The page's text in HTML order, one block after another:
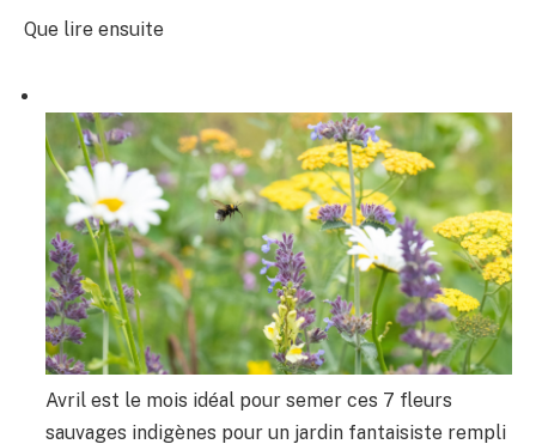
Que lire ensuite
Avril est le mois idéal pour semer ces 7 fleurs
sauvages indigènes pour un jardin fantaisiste rempli